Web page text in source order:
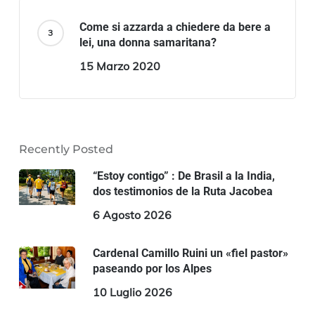
Come si azzarda a chiedere da bere a
lei, una donna samaritana?
15 Marzo 2020
Recently Posted
“Estoy contigo” : De Brasil a la India,
dos testimonios de la Ruta Jacobea
6 Agosto 2026
Cardenal Camillo Ruini un «fiel pastor»
paseando por los Alpes
10 Luglio 2026